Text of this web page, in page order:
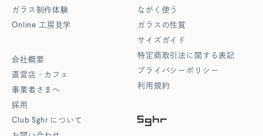
ガラス制作体験
Online 工房見学
会社概要
直営店・カフェ
事業者さまへ
採用
Club Sghr について
ながく使う
ガラスの性質
サイズガイド
特定商取引法に関する表記
プライバシーポリシー
利用規約